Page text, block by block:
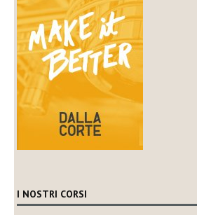
I NOSTRI CORSI